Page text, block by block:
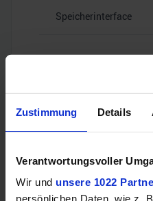
Zustimmung Details
Verantwortungsvoller
Wir und unsere 1022
persönlichen Daten, wie z.
Speicherinterface
Speicherbandbreite